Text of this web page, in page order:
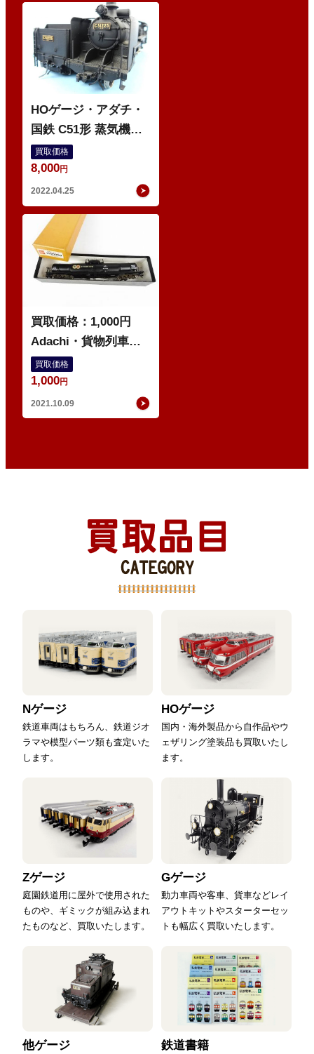
HOゲージ・アダチ・
国鉄 C51形 蒸気機関
車・総合キット・組立
品・不動・ジャンク・
鉄道模型
買取価格
8,000円
2022.04.25
買取価格：1,000円
Adachi・貨物列車・
タキ50011
買取価格
1,000円
2021.10.09
Nゲージ
鉄道車両はもちろん、鉄道ジオ
ラマや模型パーツ類も査定いた
します。
HOゲージ
国内・海外製品から自作品やウ
ェザリング塗装品も買取いたし
ます。
Zゲージ
庭園鉄道用に屋外で使用された
ものや、ギミックが組み込まれ
たものなど、買取いたします。
Gゲージ
動力車両や客車、貨車などレイ
アウトキットやスターターセッ
トも幅広く買取いたします。
他ゲージ 鉄道書籍